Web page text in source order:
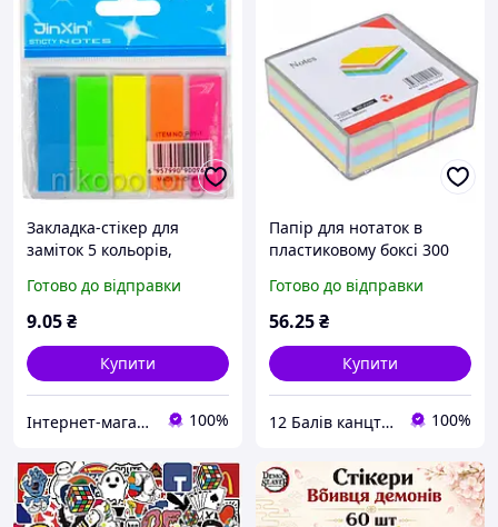
Закладка-стікер для
заміток 5 кольорів,
Готово до відправки
9.05₴
Купити
Інтернет-магазин NikopoL - канцтовари для школи та офісу 100%
Папір для нотаток в
пластиковому боксі 300
85х85мм
Готово до відправки
56.25₴
Купити
12 Балів канцтовари оптом і в роздріб 100%